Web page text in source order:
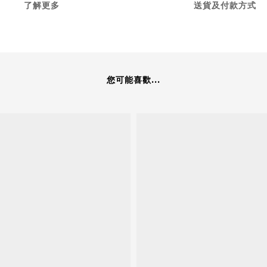
了解更多 送貨及付款方式
您可能喜歡...